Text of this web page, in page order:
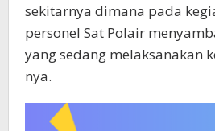
sekitarnya dimana pada
personel Sat Polair
yang sedang melaksanakan
nya.